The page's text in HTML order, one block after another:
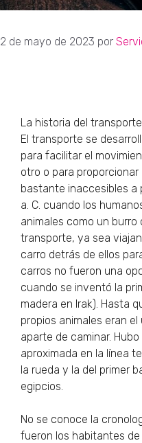
2 de mayo de 2023 por
La historia del transporte
El transporte se
para facilitar el
otro o para
bastante inaccesibles a
a. C. cuando los
animales como un
transporte, ya sea
carro detrás de ellos
carros no fueron una
cuando se inventó la
madera en Irak). Hasta
propios animales eran
aparte de caminar.
aproximada en la línea
la rueda y la del primer
egipcios.
No se conoce la
fueron los habitantes